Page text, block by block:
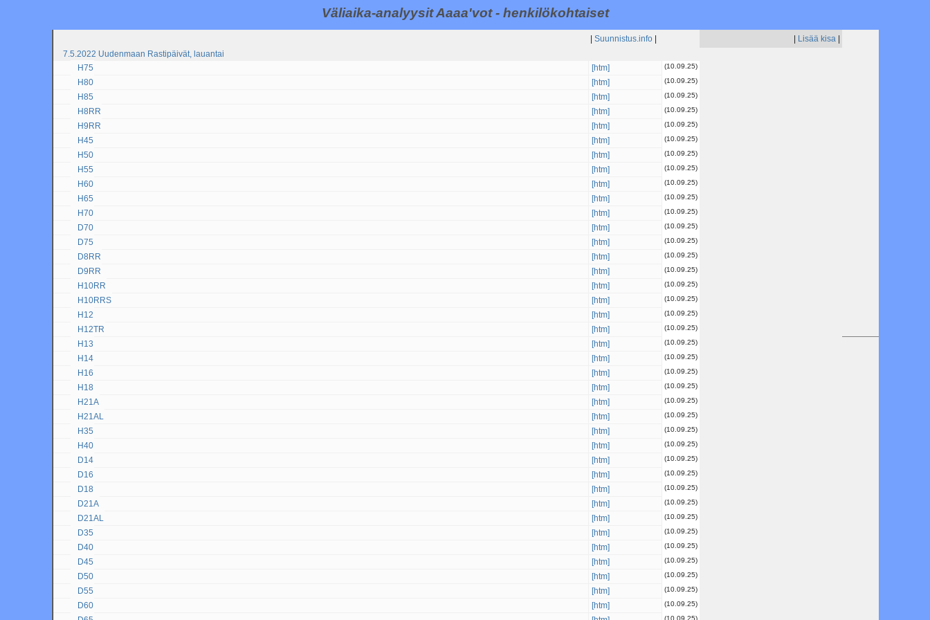
Väliaika-analyysit Aaaa'vot - henkilökohtaiset
| Suunnistus.info| | Lisää kisa |
7.5.2022 Uudenmaan Rastipäivät, lauantai
H75
[htm] (10.09.25)
H80 [htm] (10.09.25)
H85 [htm] (10.09.25)
H8RR [htm] (10.09.25)
H9RR [htm] (10.09.25)
H45 [htm] (10.09.25)
H50 [htm] (10.09.25)
H55 [htm] (10.09.25)
H60 [htm] (10.09.25)
H65 [htm] (10.09.25)
H70 [htm] (10.09.25)
D70 [htm] (10.09.25)
D75 [htm] (10.09.25)
D8RR [htm] (10.09.25)
D9RR [htm] (10.09.25)
H10RR [htm] (10.09.25)
H10RRS [htm] (10.09.25)
H12 [htm] (10.09.25)
H12TR [htm] (10.09.25)
H13 [htm] (10.09.25)
H14 [htm] (10.09.25)
H16 [htm] (10.09.25)
H18 [htm] (10.09.25)
H21A [htm] (10.09.25)
H21AL [htm] (10.09.25)
H35 [htm] (10.09.25)
H40 [htm] (10.09.25)
D14 [htm] (10.09.25)
D16 [htm] (10.09.25)
D18 [htm] (10.09.25)
D21A [htm] (10.09.25)
D21AL [htm] (10.09.25)
D35 [htm] (10.09.25)
D40 [htm] (10.09.25)
D45 [htm] (10.09.25)
D50 [htm] (10.09.25)
D55 [htm] (10.09.25)
D60 [htm] (10.09.25)
(10.09.25)